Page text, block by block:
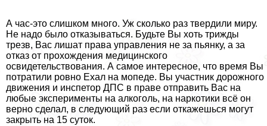
А час-это слишком много. Уж сколько раз твердили миру.
Не надо было отказываться. Будьте Вы хоть трижды
трезв, Вас лишат права управления не за пьянку, а за
отказ от прохождения медицинского
освидетельствования. А самое интересное, что время Вы
потратили ровно Ехал на мопеде. Вы участник дорожного
движения и инспетор ДПС в праве отправить Вас на
любые эксперименты на алкоголь, на наркотики всё он
верно сделал, в следующий раз если откажешься могут
закрыть на 15 суток.